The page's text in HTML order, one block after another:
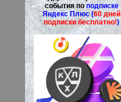
события поподписке
Яндекс Плюс (60 дней
подписки бесплатно!)